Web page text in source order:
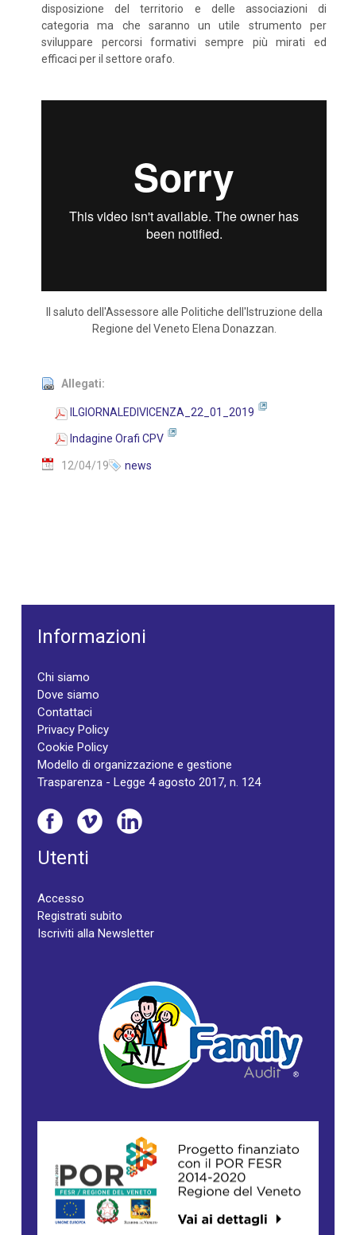
disposizione del territorio e delle associazioni di
categoria ma che saranno un utile strumento per
sviluppare percorsi formativi sempre più mirati ed
efficaci per il settore orafo.
Il saluto dell'Assessore alle Politiche dell'Istruzione della
Regione del Veneto Elena Donazzan.
Allegati:
ILGIORNALEDIVICENZA_22_01_2019
Indagine Orafi CPV
12/04/19 news
Informazioni
Chi siamo
Dove siamo
Contattaci
Privacy Policy
Cookie Policy
Modello di organizzazione e gestione
Trasparenza - Legge 4 agosto 2017, n. 124
Utenti
Accesso
Registrati subito
Iscriviti alla Newsletter